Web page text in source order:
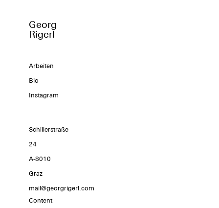
Georg
Rigerl
Arbeiten
Bio
Instagram
Schillerstraße
24
A-8010
Graz
mail@georgrigerl.com
Content